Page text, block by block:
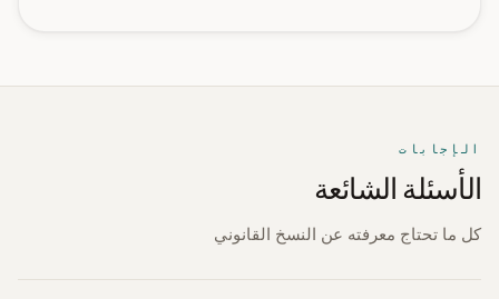
الإجابات
الأسئلة الشائعة
كل ما تحتاج معرفته عن النسخ القانوني